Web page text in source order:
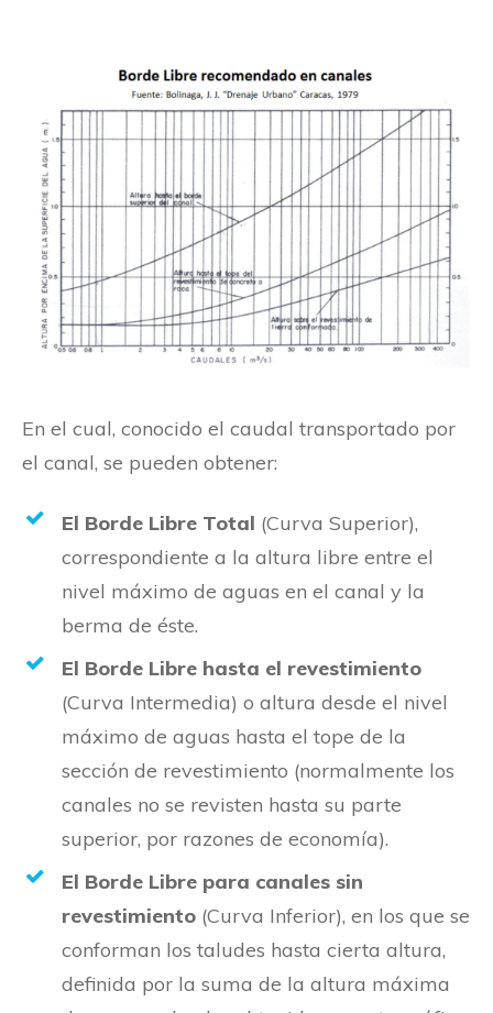
En el cual, conocido el caudal transportado por
el canal, se pueden obtener:
El Borde Libre Total (Curva Superior),
correspondiente a la altura libre entre el
nivel máximo de aguas en el canal y la
berma de éste.
El Borde Libre hasta el revestimiento
(Curva Intermedia) o altura desde el nivel
máximo de aguas hasta el tope de la
sección de revestimiento (normalmente los
canales no se revisten hasta su parte
superior, por razones de economía).
El Borde Libre para canales sin
revestimiento (Curva Inferior), en los que se
conforman los taludes hasta cierta altura,
definida por la suma de la altura máxima